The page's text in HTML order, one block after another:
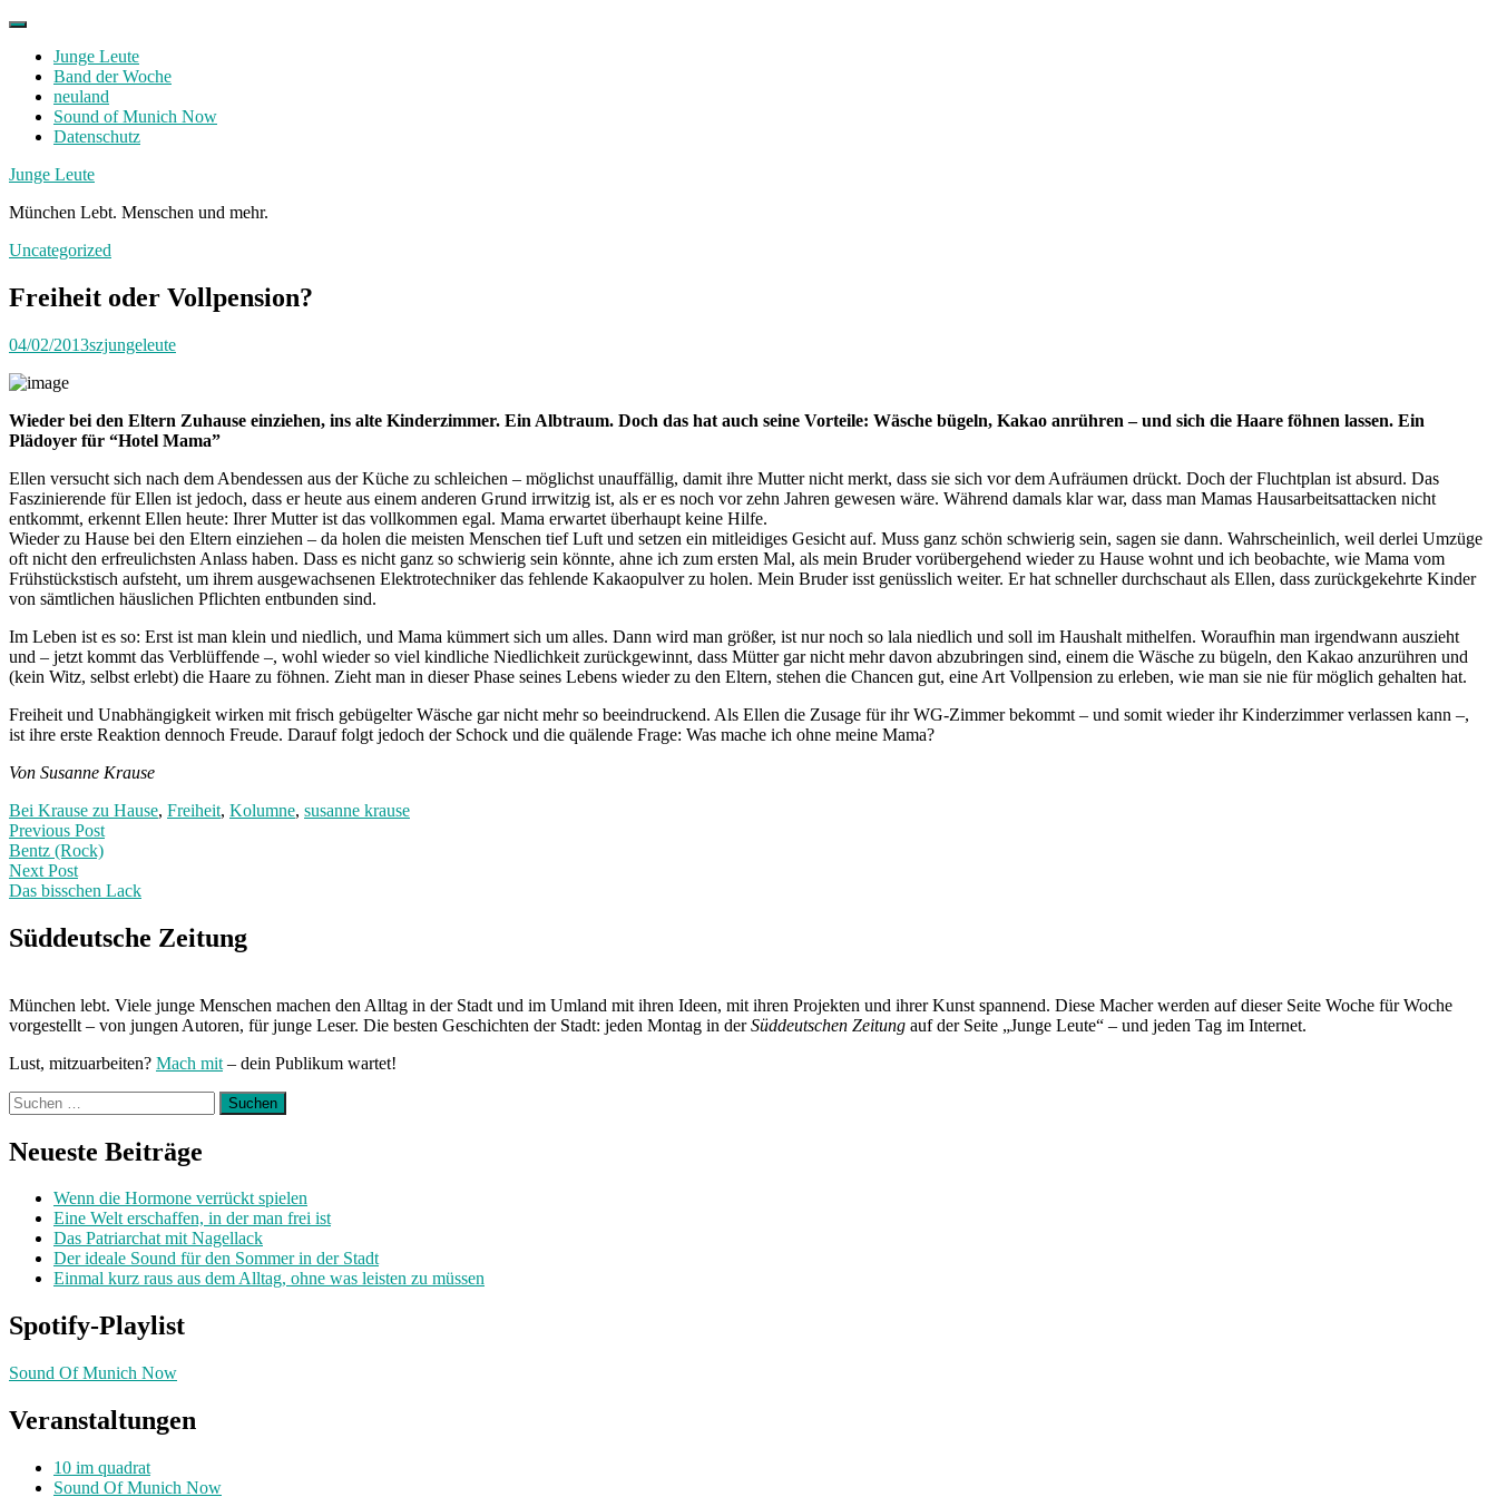
Skip
contentJunge Leute
Band der Woche
neuland
Sound of Munich Now
Datenschutz
Facebook
Twitter
Instagram
Junge Leute
München Lebt. Menschen und mehr.
Uncategorized
Freiheit oder Vollpension?
04/02/2013szjungeleute
Wieder bei den Eltern Zuhause einziehen, ins alte Kinderzimmer. Ein Albtraum. Doch das hat auch seine Vorteile: Wäsche bügeln, Kakao anrühren – und sich die Haare föhnen lassen. Ein
Plädoyer für “Hotel Mama”
Ellen versucht sich nach dem Abendessen aus der Küche zu schleichen – möglichst unauffällig, damit ihre Mutter nicht merkt, dass sie sich vor dem Aufräumen drückt. Doch der Fluchtplan ist absurd. Das
Faszinierende für Ellen ist jedoch, dass er heute aus einem anderen Grund irrwitzig ist, als er es noch vor zehn Jahren gewesen wäre. Während damals klar war, dass man Mamas Hausarbeitsattacken nicht
entkommt, erkennt Ellen heute: Ihrer Mutter ist das vollkommen egal. Mama erwartet überhaupt keine Hilfe.
Wieder zu Hause bei den Eltern einziehen – da holen die meisten Menschen tief Luft und setzen ein mitleidiges Gesicht auf. Muss ganz schön schwierig sein, sagen sie dann. Wahrscheinlich, weil derlei Umzüge
oft nicht den erfreulichsten Anlass haben. Dass es nicht ganz so schwierig sein könnte, ahne ich zum ersten Mal, als mein Bruder vorübergehend wieder zu Hause wohnt und ich beobachte, wie Mama vom
Frühstückstisch aufsteht, um ihrem ausgewachsenen Elektrotechniker das fehlende Kakaopulver zu holen. Mein Bruder isst genüsslich weiter. Er hat schneller durchschaut als Ellen, dass zurückgekehrte Kinder
von sämtlichen häuslichen Pflichten entbunden sind.
Im Leben ist es so: Erst ist man klein und niedlich, und Mama kümmert sich um alles. Dann wird man größer, ist nur noch so lala niedlich und soll im Haushalt mithelfen. Woraufhin man irgendwann auszieht
und – jetzt kommt das Verblüffende –, wohl wieder so viel kindliche Niedlichkeit zurückgewinnt, dass Mütter gar nicht mehr davon abzubringen sind, einem die Wäsche zu bügeln, den Kakao anzurühren und
(kein Witz, selbst erlebt) die Haare zu föhnen. Zieht man in dieser Phase seines Lebens wieder zu den Eltern, stehen die Chancen gut, eine Art Vollpension zu erleben, wie man sie nie für möglich gehalten hat.
Freiheit und Unabhängigkeit wirken mit frisch gebügelter Wäsche gar nicht mehr so beeindruckend. Als Ellen die Zusage für ihr WG-Zimmer bekommt – und somit wieder ihr Kinderzimmer verlassen kann –,
ist ihre erste Reaktion dennoch Freude. Darauf folgt jedoch der Schock und die quälende Frage: Was mache ich ohne meine Mama?
Von Susanne Krause
Bei Krause zu Hause, Freiheit, Kolumne, susanne krause
Post
navigation
Previous PostPrevious
Bentz (Rock)
Next Post
Das bisschen Lack
Post:
Süddeutsche Zeitung
München lebt. Viele junge Menschen machen den Alltag in der Stadt und im Umland mit ihren Ideen, mit ihren Projekten und ihrer Kunst spannend. Diese Macher werden auf dieser Seite Woche für Woche
vorgestellt – von jungen Autoren, für junge Leser. Die besten Geschichten der Stadt: jeden Montag in derSüddeutschen Zeitung auf der Seite „Junge Leute“ – und jeden Tag im Internet.
Lust, mitzuarbeiten? Mach mit – dein Publikum wartet!
Suchen
nach:
Neueste Beiträge
Wenn die Hormone verrückt spielen
Eine Welt erschaffen, in der man frei ist
Das Patriarchat mit Nagellack
Der ideale Sound für den Sommer in der Stadt
Einmal kurz raus aus dem Alltag, ohne was leisten zu müssen
Spotify-Playlist
Sound Of Munich Now
Veranstaltungen
10 im quadrat
Sound Of Munich Now